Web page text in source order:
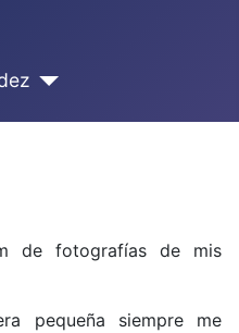
fotografías de mis
pequeña siempre me